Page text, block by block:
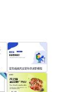
蓝色插画风运营年终述职模版